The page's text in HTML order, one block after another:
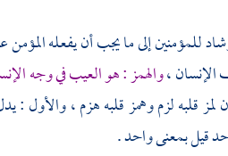
للمؤمنين إلى ما يجب أن يفعله
الإنسان ،والهمز : هو العيب في وجه
قلبه لزم وهمز قلبه هزم ، والأول :
قيل بمعنى واحد .